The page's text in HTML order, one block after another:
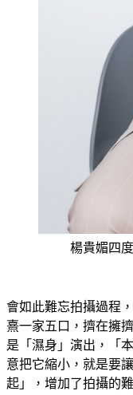
會如此難忘拍攝過程
熹一家五口，擠在擁
是「濕身」演出，「
意把它縮小，就是要